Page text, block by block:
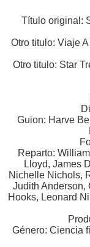
Título original:
Otro titulo: Viaje
Otro titulo: Star
Guion: Harve
Reparto:
Lloyd, James
Nichelle Nichols,
Judith Anderson,
Hooks, Leonard
Género: Ciencia